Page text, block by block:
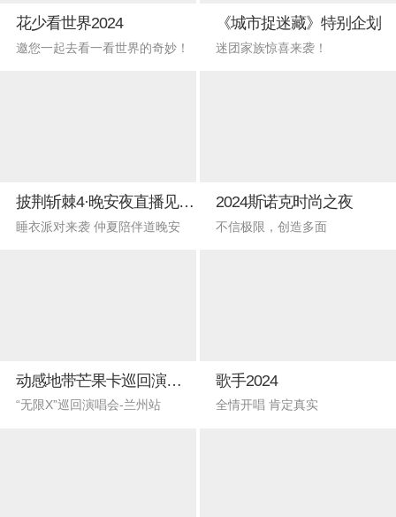
花少看世界2024
邀您一起去看一看世界的奇妙！
《城市捉迷藏》特别企划
迷团家族惊喜来袭！
披荆斩棘4·晚安夜直播见面会
睡衣派对来袭 仲夏陪伴道晚安
2024斯诺克时尚之夜
不信极限，创造多面
动感地带芒果卡巡回演唱会兰州站
“无限X”巡回演唱会-兰州站
歌手2024
全情开唱 肯定真实